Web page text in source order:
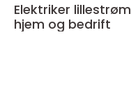
Elektriker lillestrøm trygg og moderne hjelp til
hjem og bedrift